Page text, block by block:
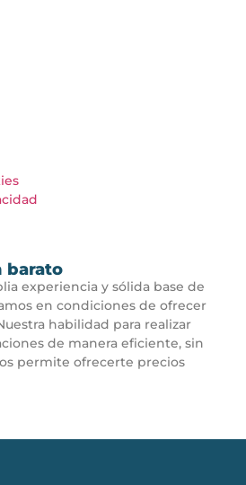
barato
experiencia y sólida base de
en condiciones de ofrecer
habilidad para realizar
de manera eficiente, sin
permite ofrecerte precios